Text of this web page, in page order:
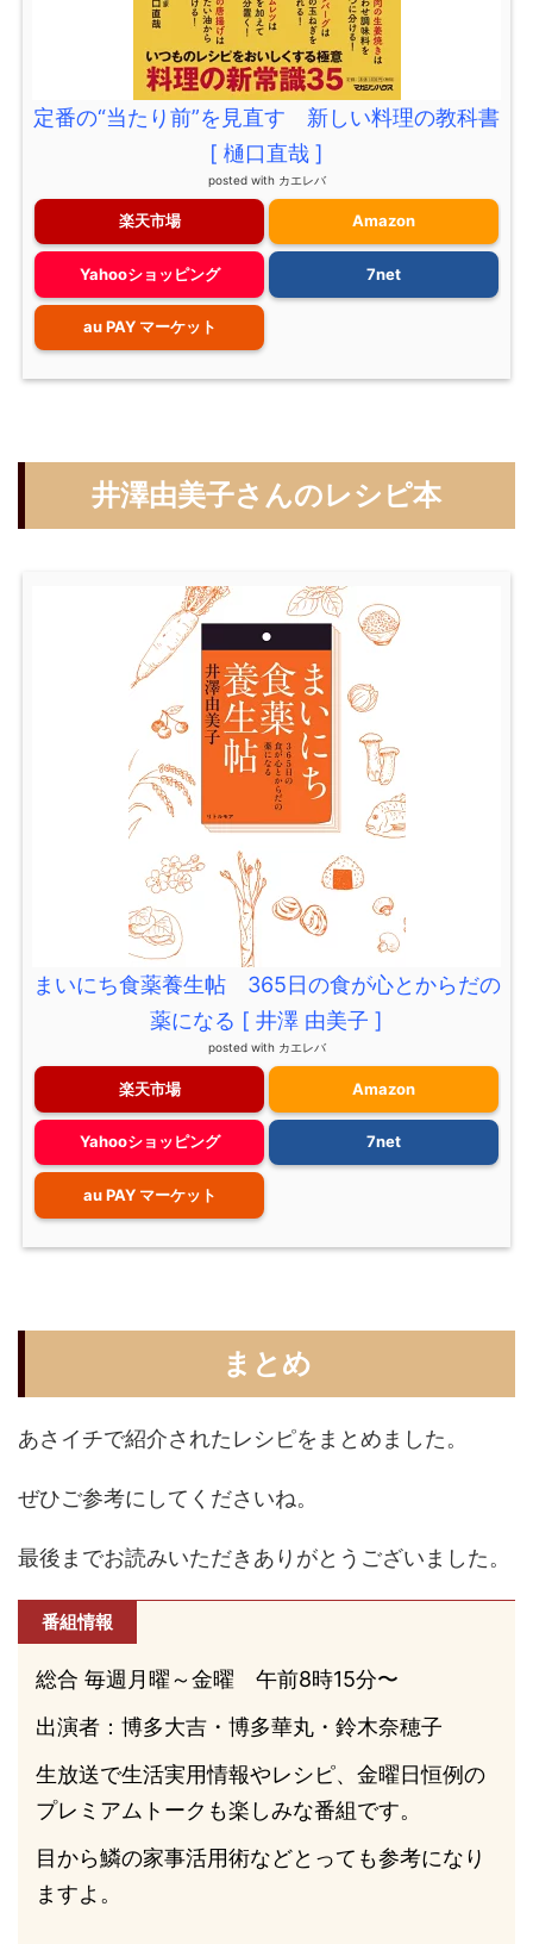
定番の“当たり前”を見直す 新しい料理の教科書
[ 樋口直哉 ]
posted with カエレバ
楽天市場 Amazon
Yahooショッピング 7net
au PAY マーケット
井澤由美子さんのレシピ本
まいにち食薬養生帖 365日の食が心とからだの
薬になる [ 井澤 由美子 ]
posted with カエレバ
楽天市場 Amazon
Yahooショッピング 7net
au PAY マーケット
まとめ
あさイチで紹介されたレシピをまとめました。
ぜひご参考にしてくださいね。
最後までお読みいただきありがとうございました。
番組情報
総合 毎週月曜～金曜 午前8時15分〜
出演者：博多大吉・博多華丸・鈴木奈穂子
生放送で生活実用情報やレシピ、金曜日恒例の
プレミアムトークも楽しみな番組です。
目から鱗の家事活用術などとっても参考になり
ますよ。